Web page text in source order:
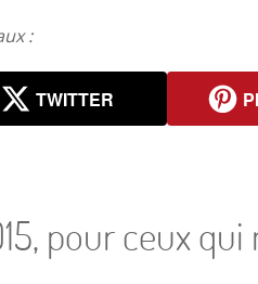
:
TWITTER
pour ceux qui